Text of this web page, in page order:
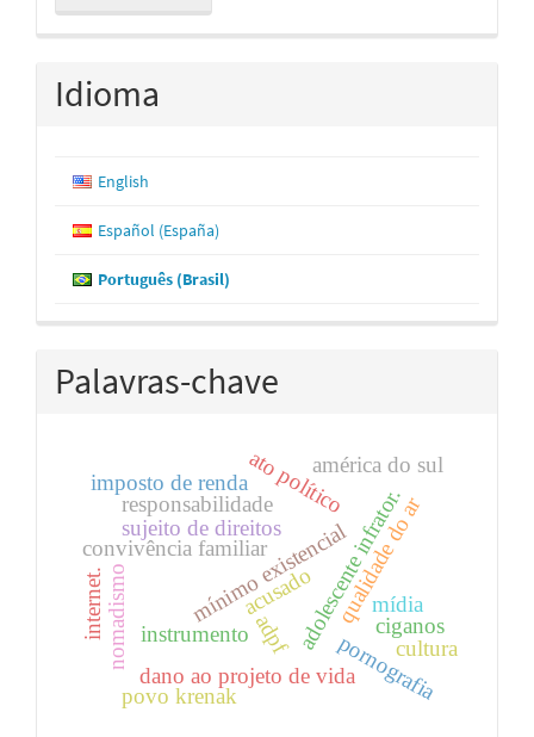
Submissão
Idioma
English
Español (España)
Português (Brasil)
Palavras-chave
convivência familiar adolescente infrator.
sujeito de direitos
mínimo existencialqualidade do ar
instrumento
acusado mídia
pornografia
responsabilidade
nomadismo ciganos
adpf
ato políticoamérica do sul
imposto de renda
dano ao projeto de vida
povo krenak
cultura
internet.